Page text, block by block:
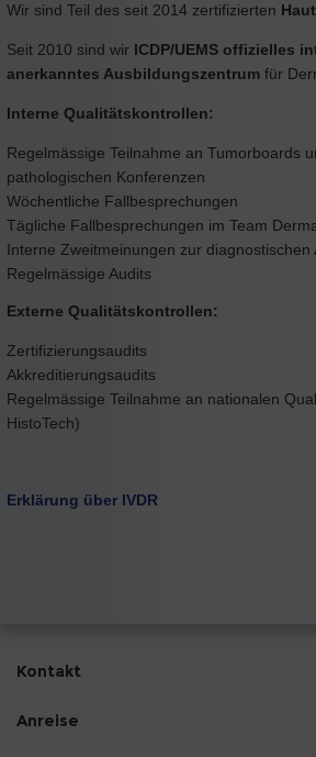
Wir sind Teil des seit 2014 zertifizierten
Seit 2010 sind wir ICDP/UEMS offizielles
anerkanntes Ausbildungszentrum für
Interne Qualitätskontrollen:
Regelmässige Teilnahme an Tumorboards
pathologischen Konferenzen
Wöchentliche Fallbesprechungen
Tägliche Fallbesprechungen im Team
Interne Zweitmeinungen zur diagnostischen
Regelmässige Audits
Externe Qualitätskontrollen:
Zertifizierungsaudits
Akkreditierungsaudits
Regelmässige Teilnahme an nationalen
HistoTech)
Erklärung über IVDR
Kontakt
Anreise